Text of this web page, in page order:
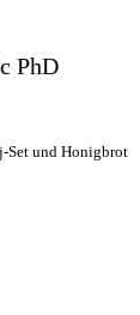
PhD
Set und Honigbrot